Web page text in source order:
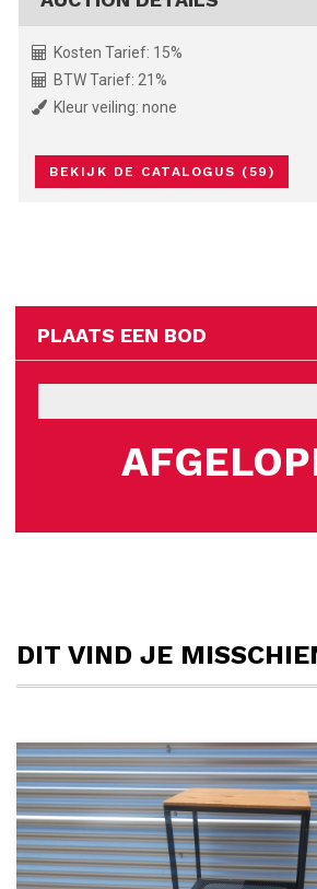
Kosten Tarief: 15%
BTW Tarief: 21%
Kleur veiling: none
BEKIJK DE CATALOGUS (59)
PLAATS EEN BOD
DIT VIND JE